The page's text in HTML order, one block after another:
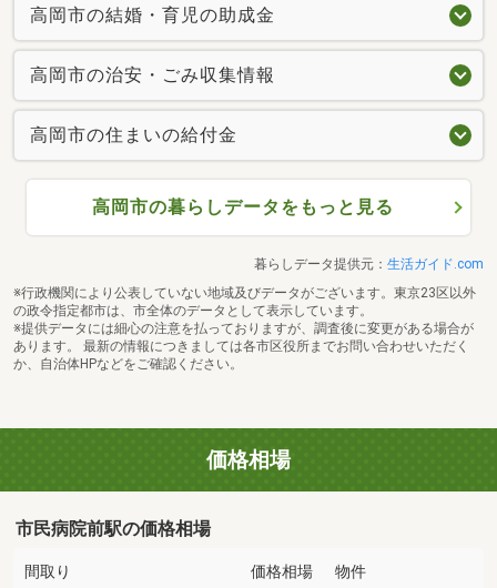
高岡市の結婚・育児の助成金
高岡市の治安・ごみ収集情報
高岡市の住まいの給付金
高岡市の暮らしデータをもっと見る
暮らしデータ提供元： 生活ガイド.com
※行政機関により公表していない地域及びデータがございます。東京23区以外
の政令指定都市は、市全体のデータとして表示しています。
※提供データには細心の注意を払っておりますが、調査後に変更がある場合が
あります。 最新の情報につきましては各市区役所までお問い合わせいただく
か、自治体HPなどをご確認ください。
価格相場
市民病院前駅の価格相場
間取り 価格相場 物件